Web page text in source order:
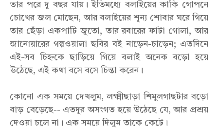
তার পরে দু বছর যায়। ইতিমধ্যে বলাইয়ের কাকি গোপনে
চোখের জল মোছেন, আর বলাইয়ের শূন্য শোবার ঘরে গিয়ে
তার ছেঁড়া একপাটি জুতো, তার রবারের ফাটা গোলা, আর
জানোয়ারের গল্পওয়ালা ছবির বই নাড়েন-চাড়েন; এতদিনে
এই-সব চিহ্নকে ছাড়িয়ে গিয়ে বলাই অনেক বড়ো হয়ে
উঠেছে, এই কথা বসে বসে চিন্তা করেন।
কোনো এক সময়ে দেখলুম, লক্ষ্মীছাড়া শিমুলগাছটার বড়ো
বাড় বেড়েছে-- এতদূর অসংগত হয়ে উঠেছে যে, আর প্রশ্রয়
দেওয়া চলে না। এক সময়ে দিলুম তাকে কেটে।